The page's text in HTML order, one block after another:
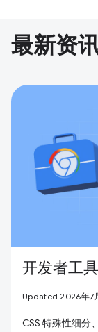
最新资
开发者工
Updated 2026年7
CSS 特殊性细分